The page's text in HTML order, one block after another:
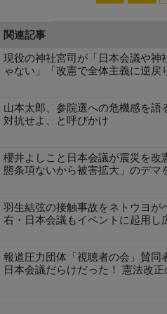
関連記事
現役の神社宮司が「日本会議や神
ゃない」「改憲で全体主義に逆戻
山本太郎、参院選への危機感を語
対抗せよ、と呼びかけ
櫻井よしこと日本会議が震災を
態条項ないから被害拡大」のデマ
羽生結弦の接触事故をネトウヨが
右・日本会議もイベントに起用し
報道圧力団体「視聴者の会」賛同
日本会議だらけだった！ 憲法改